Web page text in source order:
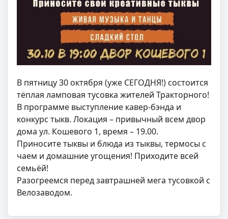
В пятницу 30 октября (уже СЕГОДНЯ!) состоится
тёплая ламповая тусовка жителей Тракторного!
В программе выступление кавер-бэнда и
конкурс тыкв. Локация – привычный всем двор
дома ул. Кошевого 1, время – 19.00.
Приносите тыквы и блюда из тыквы, термосы с
чаем и домашние угощения! Приходите всей
семьёй!
Разогреемся перед завтрашней мега тусовкой с
Велозаводом.